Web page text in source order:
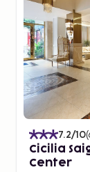
7.2/10(
Cicilia
Center